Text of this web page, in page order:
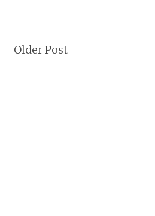
Older Post